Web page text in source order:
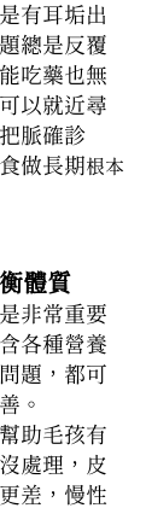
有耳垢出
總是反覆
吃藥也無
以就近尋
脈確診
做長期根本
體質
非常重要
各種營養
題，都可
。
助毛孩有
處理，皮
差，慢性